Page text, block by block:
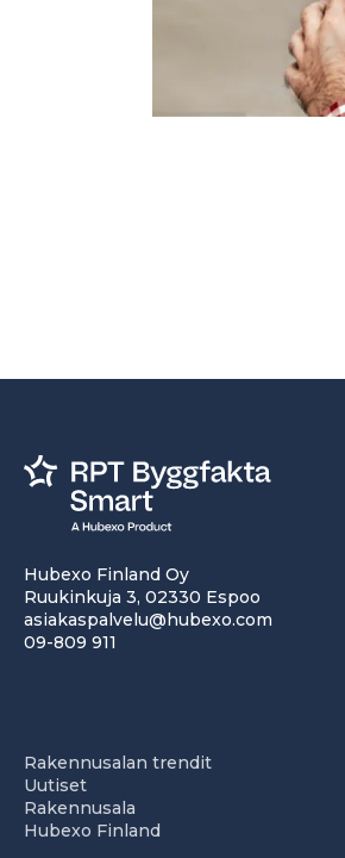
Hubexo Finland Oy
Ruukinkuja 3, 02330 Espoo
asiakaspalvelu@hubexo.com
09-809 911
Rakennusalan trendit
Uutiset
Rakennusala
Hubexo Finland